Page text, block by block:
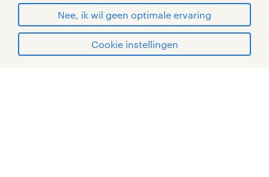
Nee, ik wil geen optimale ervaring
Cookie instellingen
© Randstad 2026